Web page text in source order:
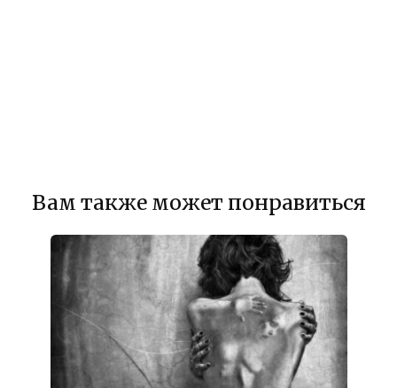
Вам также может понравиться